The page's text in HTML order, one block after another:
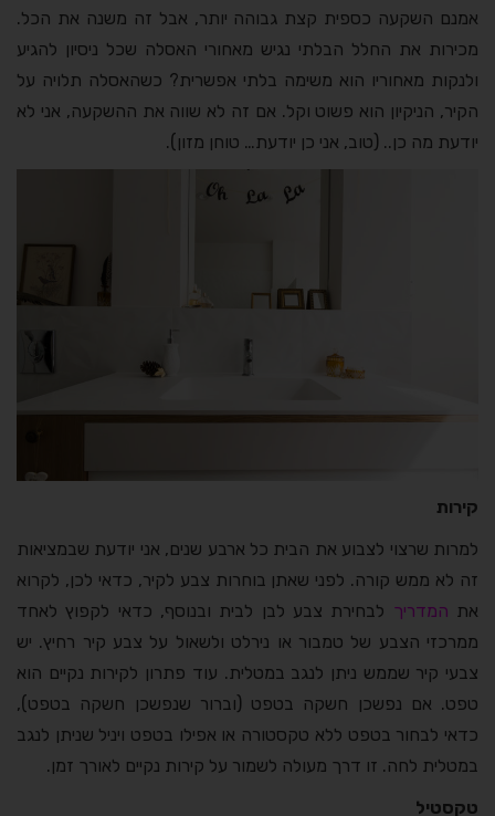
אמנם השקעה כספית קצת גבוהה יותר, אבל זה משנה את הכל.
מכירות את החלל הבלתי נגיש מאחורי האסלה שכל ניסיון להגיע
ולנקות מאחוריו הוא משימה בלתי אפשרית? כשהאסלה תלויה על
הקיר, הניקיון הוא פשוט וקל. אם זה לא שווה את ההשקעה, אני לא
יודעת מה כן.. (טוב, אני כן יודעת… טוחן מזון).
קירות
למרות שרצוי לצבוע את הבית כל ארבע שנים, אני יודעת שבמציאות
זה לא ממש קורה. לפני שאתן בוחרות צבע לקיר, כדאי לכן, לקרוא
את המדריך לבחירת צבע לבן לבית ובנוסף, כדאי לקפוץ לאחד
ממרכזי הצבע של טמבור או נירלט ולשאול על צבע קיר רחיץ. יש
צבעי קיר שממש ניתן לנגב במטלית. עוד פתרון לקירות נקיים הוא
טפט. אם נפשכן חשקה בטפט (וברור שנפשכן חשקה בטפט),
כדאי לבחור בטפט ללא טקסטורה או אפילו בטפט ויניל שניתן לנגב
במטלית לחה. זו דרך מעולה לשמור על קירות נקיים לאורך זמן.
טקסטיל